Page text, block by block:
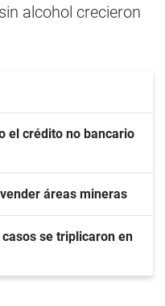
alcohol crecieron
el crédito no bancario
áreas mineras
se triplicaron en